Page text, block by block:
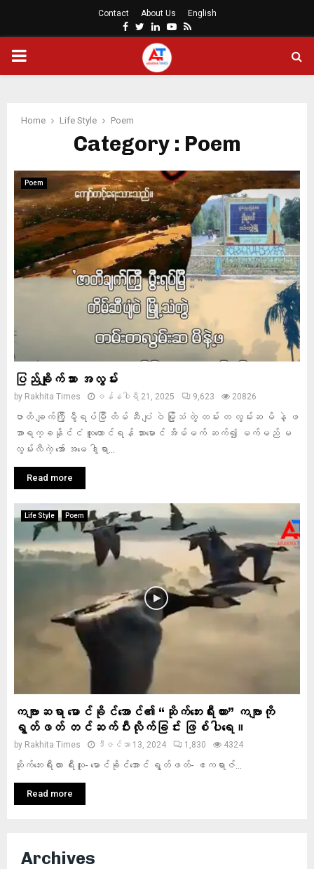
Contact About Us English
Facebook
Twitter
LinkedinYoutube
Rss
PRIMARY
Home Life Style Poem
Category : Poem
Poem
ပြည်ချိုက်သား အလွမ်း
by Rakhita Times ဇန်နဝါရီ 21, 2025 9,623 20826
ဇာတိ ချက်ကြွီ မွီရပ်‌မြီ တိမ် ဆီ ပျံ ဝဲ မြို့သံ တွဲ တမ်း တ လွမ်းဆ မိ နဲ့ ဖ
အာရက္ခနိုင်ငံ ထူထောင်ရန် သားမောင် အိမ်မက် ဆက်၍ မက်မည် မ
လွမ်းလီကဲ့ အော် အမေ ဒွါရာ...
Read more
Life Style Poem
ကဗျာဆရာ မောင်ခိုင်အောင်၏ “ဆိုက်ဘေးရီးယား” ကဗျာကို
ရွတ်ဖတ် တင်ဆက်ပီးလိုက်ခြင်း ဖြစ်ပါရေ။
by Rakhita Times ဒီဇင်ဘာ 13, 2024 1,830 4324
ဆိုက်ဘေးရီးယား ရီးသူ- မောင်ခိုင်အောင် ရွတ်ဖတ်- ဧကရာဇ်...
Read more
Archives